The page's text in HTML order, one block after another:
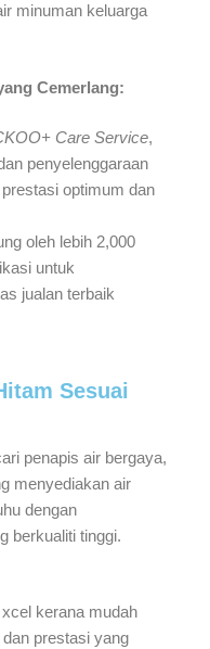
minuman keluarga
Cemerlang:
Care Service,
penyelenggaraan
optimum dan
oleh lebih 2,000
untuk
jualan terbaik
Sesuai
penapis air bergaya,
menyediakan air
dengan
berkualiti tinggi.
kerana mudah
prestasi yang